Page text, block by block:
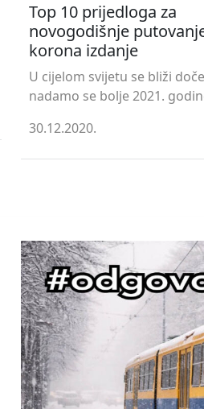
Top 10 prijedloga za
novogodišnje
korona izdanje
U cijelom svijetu se bliži
nadamo se bolje 2021.
30.12.2020.